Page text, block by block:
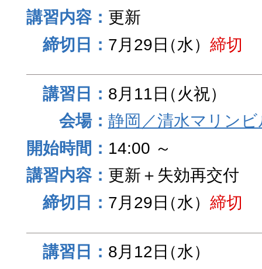
更新
7月29日（水） 締切
8月11日（火祝）
静岡／清水マリンビ
14:00 ～
更新＋失効再交付
7月29日（水） 締切
8月12日（水）